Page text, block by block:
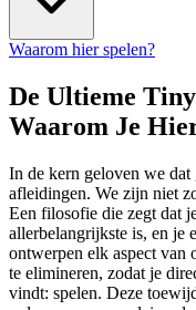
Waarom hier spelen?
De Ultieme
Waarom Je
In de kern geloven we
afleidingen. We zijn niet
Een filosofie die zegt dat
allerbelangrijkste is, en je
ontwerpen elk aspect
te elimineren, zodat je
vindt: spelen. Deze